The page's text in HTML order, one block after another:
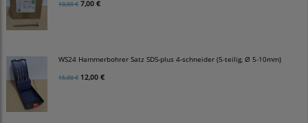
10,00 € 7,00 €
WS24 Hammerbohrer Satz SDS-plus 4-schneider (5-teilig, Ø 5-10mm)
15,00 € 12,00 €